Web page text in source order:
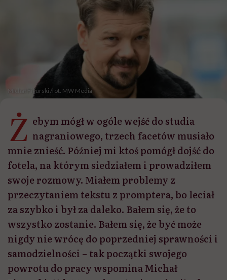
Michał Figurski /fot. MW Media
Ż ebym mógł w ogóle wejść do studia
nagraniowego, trzech facetów musiało
mnie znieść. Później mi ktoś pomógł dojść do
fotela, na którym siedziałem i prowadziłem
swoje rozmowy. Miałem problemy z
przeczytaniem tekstu z promptera, bo leciał
za szybko i był za daleko. Bałem się, że to
wszystko zostanie. Bałem się, że być może
nigdy nie wrócę do poprzedniej sprawności i
samodzielności – tak początki swojego
powrotu do pracy wspomina Michał